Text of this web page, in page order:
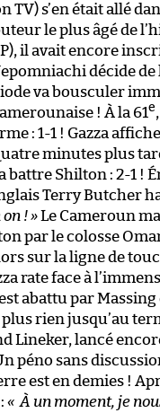
s’en était allé
le plus âgé de
il avait encore
décide de
va bousculer
! À la 61e
: 1-1 ! Gazza
minutes plus
battre Shilton : 2-1 !
Terry Butcher
on ! »Le Cameroun
par le colosse
sur la ligne de
rate face à
abattu par Massing
rien jusqu’au
Lineker, lancé
péno sans
est en demies !
« À un moment, je